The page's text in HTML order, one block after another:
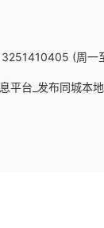
(周一
平台_发布同城本